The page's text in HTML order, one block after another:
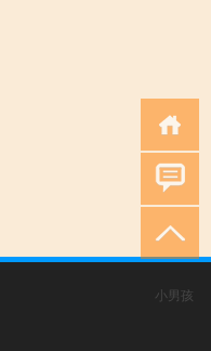
小男孩